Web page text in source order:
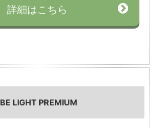
詳細はこちら
BE LIGHT PREMIUM